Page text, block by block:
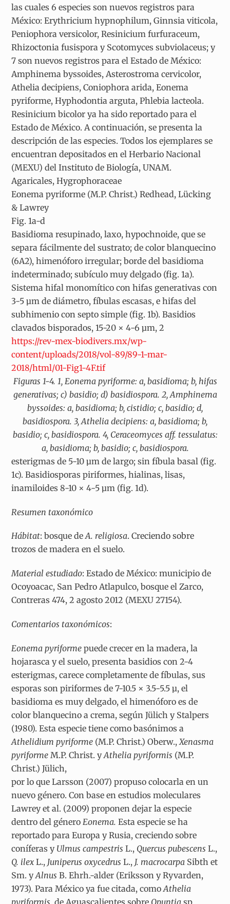
las cuales 6 especies son nuevos registros para
México: Erythricium hypnophilum, Ginnsia viticola,
Peniophora versicolor, Resinicium furfuraceum,
Rhizoctonia fusispora y Scotomyces subviolaceus; y
7 son nuevos registros para el Estado de México:
Amphinema byssoides, Asterostroma cervicolor,
Athelia decipiens, Coniophora arida, Eonema
pyriforme, Hyphodontia arguta, Phlebia lacteola.
Resinicium bicolor ya ha sido reportado para el
Estado de México. A continuación, se presenta la
descripción de las especies. Todos los ejemplares se
encuentran depositados en el Herbario Nacional
(MEXU) del Instituto de Biología, UNAM.
Agaricales, Hygrophoraceae
Eonema pyriforme (M.P. Christ.) Redhead, Lücking
& Lawrey
Fig. 1a-d
Basidioma resupinado, laxo, hypochnoide, que se
separa fácilmente del sustrato; de color blanquecino
(6A2), himenóforo irregular; borde del basidioma
indeterminado; subículo muy delgado (fig. 1a).
Sistema hifal monomítico con hifas generativas con
3-5 µm de diámetro, fíbulas escasas, e hifas del
subhimenio con septo simple (fig. 1b). Basidios
clavados bisporados, 15-20 × 4-6 µm, 2
https://rev-mex-biodivers.mx/wp-
content/uploads/2018/vol-89/89-1-mar-
2018/html/01-Fig1-4F.tif
Figuras 1-4. 1, Eonema pyriforme: a, basidioma; b, hifas
generativas; c) basidio; d) basidiospora. 2, Amphinema
byssoides: a, basidioma; b, cistidio; c, basidio; d,
basidiospora. 3, Athelia decipiens: a, basidioma; b,
basidio; c, basidiospora. 4, Ceraceomyces aff. tessulatus:
a, basidioma; b, basidio; c, basidiospora.
esterigmas de 5-10 µm de largo; sin fíbula basal (fig.
1c). Basidiosporas piriformes, hialinas, lisas,
inamiloides 8-10 × 4-5 µm (fig. 1d).
Resumen taxonómico
Hábitat: bosque deA. religiosa. Creciendo sobre
trozos de madera en el suelo.
Material estudiado: Estado de México: municipio de
Ocoyoacac, San Pedro Atlapulco, bosque el Zarco,
Contreras 474, 2 agosto 2012 (MEXU 27154).
Comentarios taxonómicos:
Eonema pyriformepuede crecer en la madera, la
hojarasca y el suelo, presenta basidios con 2-4
esterigmas, carece completamente de fíbulas, sus
esporas son piriformes de 7-10.5 × 3.5-5.5 µ, el
basidioma es muy delgado, el himenóforo es de
color blanquecino a crema, según Jülich y Stalpers
(1980). Esta especie tiene como basónimos a
Athelidium pyriforme (M.P. Christ.) Oberw., Xenasma
pyriforme M.P. Christ. yAthelia pyriformis (M.P.
Christ.) Jülich,
por lo que Larsson (2007) propuso colocarla en un
nuevo género. Con base en estudios moleculares
Lawrey et al. (2009) proponen dejar la especie
dentro del género Eonema. Esta especie se ha
reportado para Europa y Rusia, creciendo sobre
coníferas y Ulmus campestrisL., Quercus pubescensL.,
Q. ilexL., Juniperus oxycedrusL., J. macrocarpa Sibth et
Sm. yAlnus B. Ehrh.-alder (Eriksson y Ryvarden,
1973). Para México ya fue citada, comoAthelia
pyriformis , de Aguascalientes sobre Opuntia sp.